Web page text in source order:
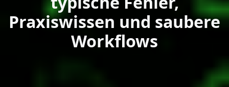
Praxiswissen und saubere
Workflows